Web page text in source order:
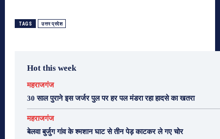
TAGS उत्तर प्रदेश
Hot this week
महराजगंज
30 साल पुराने इस जर्जर पुल पर हर पल मंडरा रहा हादसे का खतरा
महराजगंज
बेलवा बुर्जुग गांव के श्मशान घाट से तीन पेड़ काटकर ले गए चोर